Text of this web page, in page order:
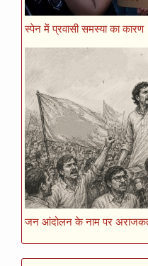
स्पेन में प्रवासी समस्या का कारण
जन आंदोलन के नाम पर